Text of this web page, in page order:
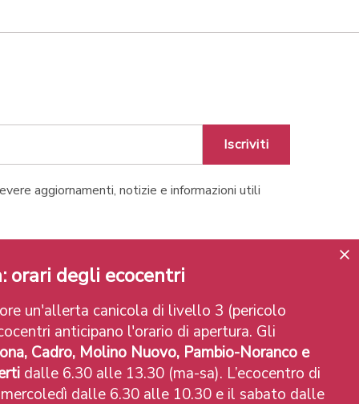
Iscriviti
aggiornamenti, notizie e informazioni utili
orari degli ecocentri
un'allerta canicola di livello 3 (pericolo
anticipano l'orario di apertura. Gli
Cadro, Molino Nuovo, Pambio-Noranco e
dalle 6.30 alle 13.30 (ma-sa). L’ecocentro di
dalle 6.30 alle 10.30 e il sabato dalle